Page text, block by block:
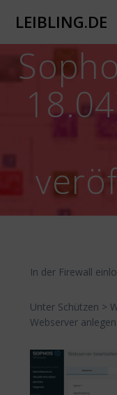
LEIBLING.DE
In der Firewall
Unter Schützen >
Webserver anlegen: